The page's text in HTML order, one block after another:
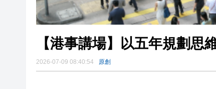
【港事講場】以五年規劃思
2026-07-09 08:40:54 原創